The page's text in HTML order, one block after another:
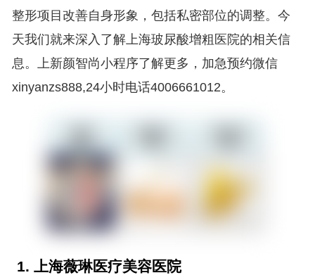
整形项目改善自身形象，包括私密部位的调整。今
天我们就来深入了解上海玻尿酸增粗医院的相关信
息。上新颜智尚小程序了解更多，加急预约微信
xinyanzs888,24小时电话4006661012。
1. 上海薇琳医疗美容医院